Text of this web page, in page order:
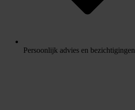
Persoonlijk advies en bezichtigingen